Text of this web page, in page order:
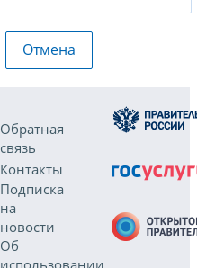
Отмена
Обратная
связь
Контакты
Подписка
на
новости
Об